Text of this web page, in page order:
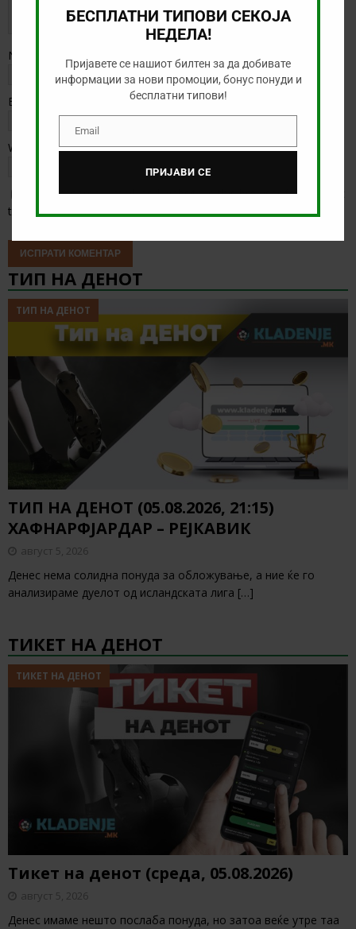
Name
Email
Website
Save my name, email, and website in this browser for the next
time I comment.
ТИП НА ДЕНОТ
ТИП НА ДЕНОТ
ТИП НА ДЕНОТ (05.08.2026, 21:15)
ХАФНАРФЈАРДАР – РЕЈКАВИК
август 5, 2026
Денес нема солидна понуда за обложување, а ние ќе го
анализираме дуелот од исландската лига […]
ТИКЕТ НА ДЕНОТ
ТИКЕТ НА ДЕНОТ
Тикет на денот (среда, 05.08.2026)
август 5, 2026
Денес имаме нешто послаба понуда, но затоа веќе утре таа
БЕСПЛАТНИ ТИПОВИ СЕКОЈА
НЕДЕЛА!
Пријавете се нашиот билтен за да добивате
информации за нови промоции, бонус понуди и
бесплатни типови!
EmailEmail
ПРИЈАВИ СЕ